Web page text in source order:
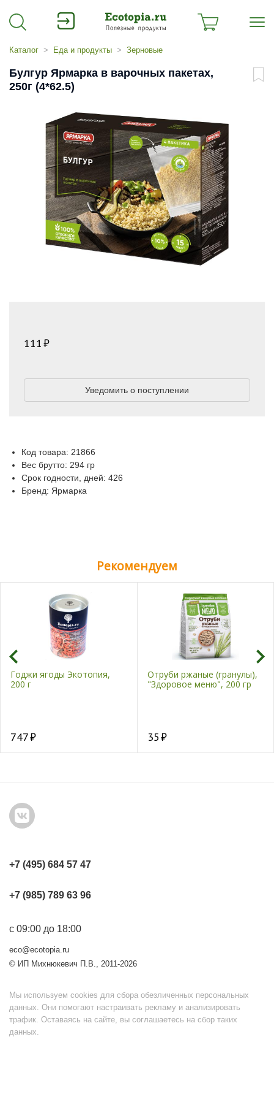
Каталог Еда и продукты Зерновые
Булгур Ярмарка в варочных пакетах,
250г (4*62.5)
Код товара: 21866
Вес брутто: 294 гр
Срок годности, дней: 426
Бренд: Ярмарка
111
Уведомить о поступлении
Рекомендуем
Годжи ягоды Экотопия,
200 г
747
Отруби ржаные (гранулы),
"Здоровое меню", 200 гр
35
+7 (495) 684 57 47
+7 (985) 789 63 96
с 09:00 до 18:00
eco@ecotopia.ru
© ИП Михнюкевич П.В., 2011-2026
Мы используем cookies для сбора обезличенных персональных
данных. Они помогают настраивать рекламу и анализировать
трафик. Оставаясь на сайте, вы соглашаетесь на сбор таких
данных.